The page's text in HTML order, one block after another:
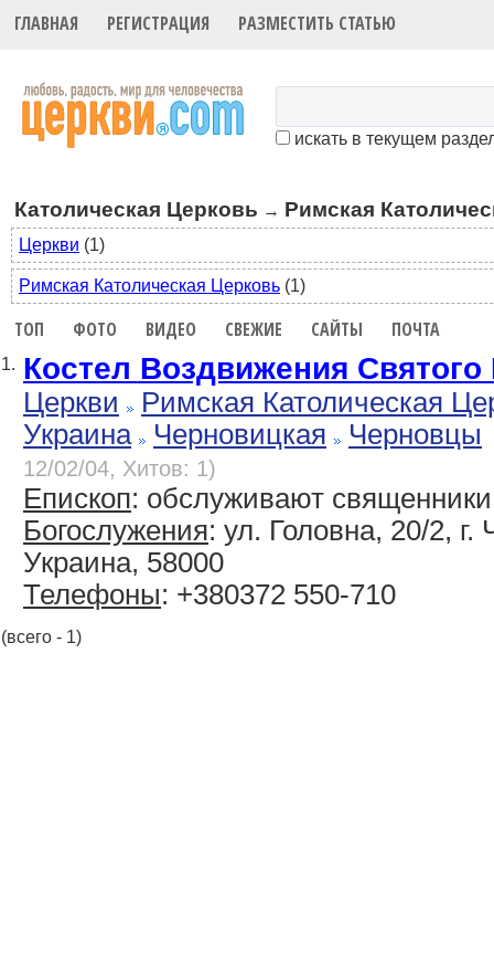
ГЛАВНАЯ РЕГИСТРАЦИЯ РАЗМЕСТИТЬ СТАТЬЮ
искать в текущем
Католическая Церковь → Римская
Церкви (1)
Римская Католическая Церковь (1)
ТОП ФОТО ВИДЕО СВЕЖИЕ САЙТЫ ПОЧТА
1. Костел Воздвижения Святого
Церкви
Римская Католическая
Украина
Черновицкая Черновцы
12/02/04, Хитов: 1)
Епископ: обслуживают
Богослужения: ул. Головна, 20/2,
Украина, 58000
Телефоны: +380372 550-710
(всего - 1)